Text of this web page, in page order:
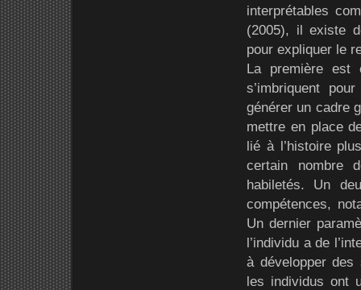
interprétables
(2005), il existe
pour expliquer le
La première est
s’imbriquent
générer un cadre
mettre en place
lié à l’histoire
certain nombre
habiletés. Un
compétences,
Un dernier
l’individu a de
à développer des
les individus ont